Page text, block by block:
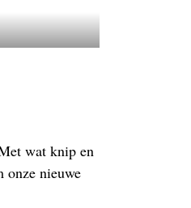
wat knip en
onze nieuwe